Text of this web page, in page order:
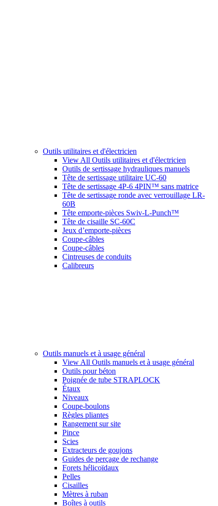
Outils utilitaires et d'électricien
View All Outils utilitaires et d'électricien
Outils de sertissage hydrauliques manuels
Tête de sertissage utilitaire UC-60
Tête de sertissage 4P-6 4PIN™ sans matrice
Tête de sertissage ronde avec verrouillage LR-
60B
Tête emporte-pièces Swiv-L-Punch™
Tête de cisaille SC-60C
Jeux d’emporte-pièces
Coupe-câbles
Coupe-câbles
Cintreuses de conduits
Calibreurs
Outils manuels et à usage général
View All Outils manuels et à usage général
Outils pour béton
Poignée de tube STRAPLOCK
Étaux
Niveaux
Coupe-boulons
Règles pliantes
Rangement sur site
Pince
Scies
Extracteurs de goujons
Guides de perçage de rechange
Forets hélicoïdaux
Pelles
Cisailles
Mètres à ruban
Boîtes à outils